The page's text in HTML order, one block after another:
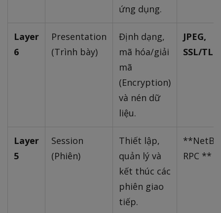
ứng dụng.
Layer
6
Presentation
(Trình bày)
Định dạng,
mã hóa/giải
mã
(Encryption)
và nén dữ
liệu.
JPEG,
SSL/TLS
Layer
5
Session
(Phiên)
Thiết lập,
quản lý và
kết thúc các
phiên giao
tiếp.
RPC **